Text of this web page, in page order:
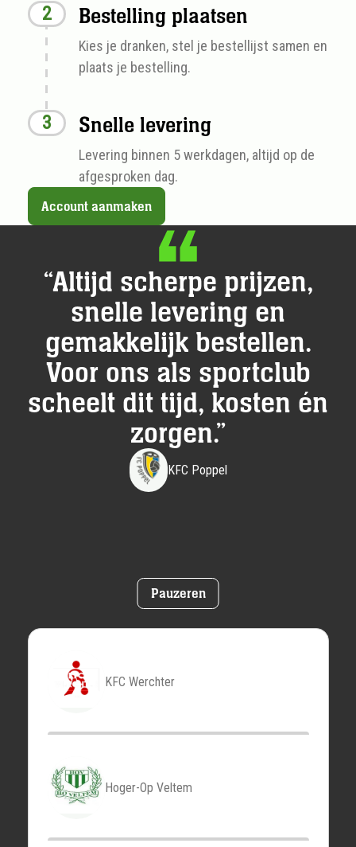
Bestelling plaatsen
Kies je dranken, stel je bestellijst samen en
plaats je bestelling.
Snelle levering
Levering binnen 5 werkdagen, altijd op de
afgesproken dag.
Account aanmaken
Swiper title
“Altijd scherpe prijzen,
snelle levering en
gemakkelijk bestellen.
Voor ons als sportclub
scheelt dit tijd, kosten én
zorgen.”
KFC Poppel
Pauzeren
KFC Werchter
Hoger-Op Veltem